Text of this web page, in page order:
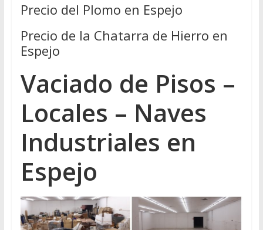
Precio del Plomo en Espejo
Precio de la Chatarra de Hierro en
Espejo
Vaciado de Pisos –
Locales – Naves
Industriales en
Espejo